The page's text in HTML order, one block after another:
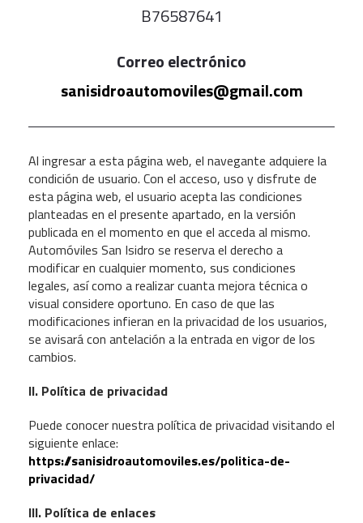
B76587641
Correo electrónico
sanisidroautomoviles@gmail.com
Al ingresar a esta página web, el navegante adquiere la
condición de usuario. Con el acceso, uso y disfrute de
esta página web, el usuario acepta las condiciones
planteadas en el presente apartado, en la versión
publicada en el momento en que el acceda al mismo.
Automóviles San Isidro se reserva el derecho a
modificar en cualquier momento, sus condiciones
legales, así como a realizar cuanta mejora técnica o
visual considere oportuno. En caso de que las
modificaciones infieran en la privacidad de los usuarios,
se avisará con antelación a la entrada en vigor de los
cambios.
II. Política de privacidad
Puede conocer nuestra política de privacidad visitando el
siguiente enlace:
https://sanisidroautomoviles.es/politica-de-
privacidad/
III. Política de enlaces